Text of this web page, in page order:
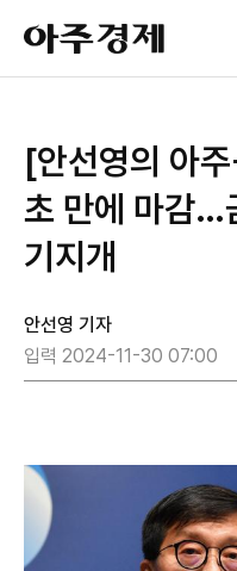
아
주
경
[안선영의 아
초 만에 마감…
기지개
안선영 기자
입력 2024-11-30 07:00